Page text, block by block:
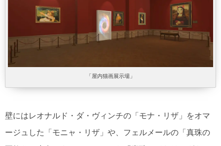
「屋内猫画展示場」
壁にはレオナルド・ダ・ヴィンチの「モナ・リザ」をオマ
ージュした「モニャ・リザ」や、フェルメールの「真珠の